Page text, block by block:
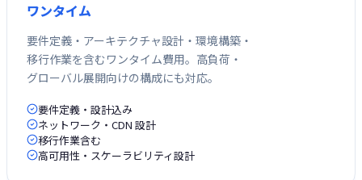
ワンタイム
要件定義・アーキテクチャ設計・環境構築・
移行作業を含むワンタイム費用。高負荷・
グローバル展開向けの構成にも対応。
要件定義・設計込み
ネットワーク・CDN 設計
移行作業含む
高可用性・スケーラビリティ設計